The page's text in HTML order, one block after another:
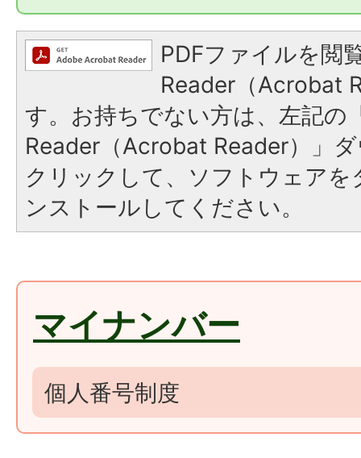
PDFファイルを閲
Reader（Acrobat
す。お持ちでない方は、左記の
Reader（Acrobat Reader）」
クリックして、ソフトウェア
ンストールしてください。
マイナンバー
個人番号制度